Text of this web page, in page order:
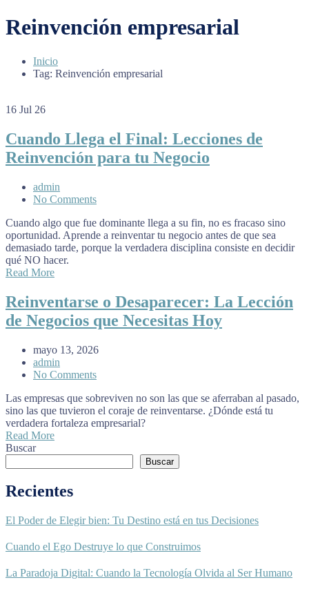
Reinvención empresarial
Inicio
Tag: Reinvención empresarial
16 Jul 26
Cuando Llega el Final: Lecciones de
Reinvención para tu Negocio
admin
No Comments
Cuando algo que fue dominante llega a su fin, no es fracaso sino
oportunidad. Aprende a reinventar tu negocio antes de que sea
demasiado tarde, porque la verdadera disciplina consiste en decidir
qué NO hacer.
Read More
Reinventarse o Desaparecer: La Lección
de Negocios que Necesitas Hoy
mayo 13, 2026
admin
No Comments
Las empresas que sobreviven no son las que se aferraban al pasado,
sino las que tuvieron el coraje de reinventarse. ¿Dónde está tu
verdadera fortaleza empresarial?
Read More
Buscar
Buscar
Recientes
El Poder de Elegir bien: Tu Destino está en tus Decisiones
Cuando el Ego Destruye lo que Construimos
La Paradoja Digital: Cuando la Tecnología Olvida al Ser Humano